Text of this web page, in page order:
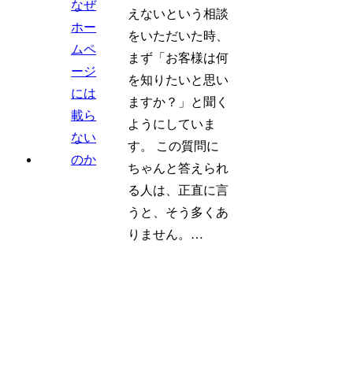
えないという相談
をいただいた時、
まず「お客様は何
を知りたいと思い
ますか？」と聞く
ようにしていま
す。 この質問に
ちゃんと答えられ
る人は、正直に言
うと、そう多くあ
りません。…